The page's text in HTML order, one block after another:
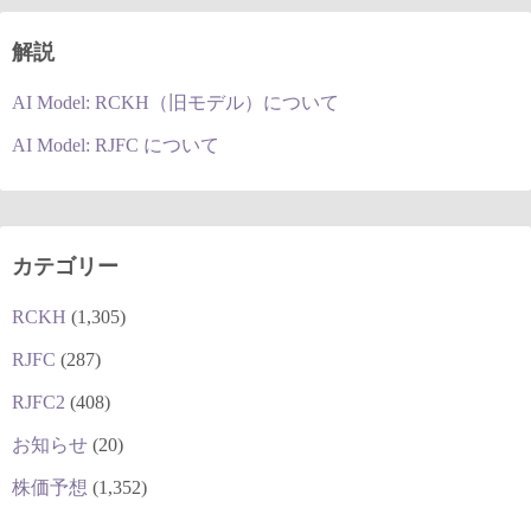
解説
AI Model: RCKH（旧モデル）について
AI Model: RJFC について
カテゴリー
RCKH (1,305)
RJFC (287)
RJFC2 (408)
お知らせ (20)
株価予想 (1,352)